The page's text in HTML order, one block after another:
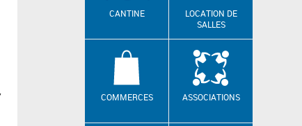
CANTINE
LOCATION DE
SALLES
COMMERCES ASSOCIATIONS